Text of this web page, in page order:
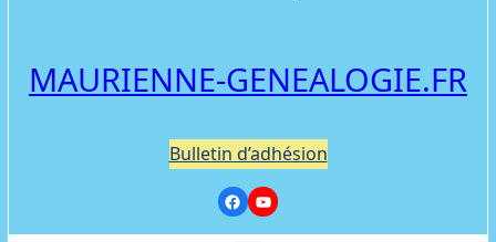
MAURIENNE-GENEALOGIE.FR
Bulletin d’adhésion